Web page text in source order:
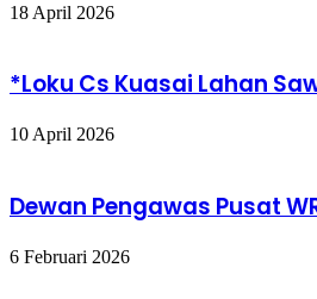
18 April 2026
*Loku Cs Kuasai Lahan
10 April 2026
Dewan Pengawas Pusat
6 Februari 2026